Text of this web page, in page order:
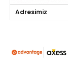
Adresimiz